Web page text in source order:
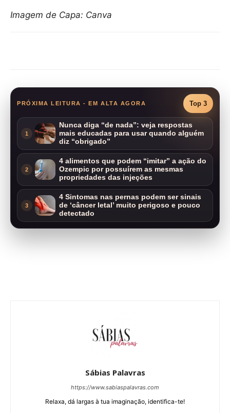
Imagem de Capa: Canva
PRÓXIMA LEITURA - EM ALTA AGORA Top 3
1
Nunca diga “de nada”: veja respostas
mais educadas para usar quando alguém
diz “obrigado”
2
4 alimentos que podem “imitar” a ação do
Ozempic por possuírem as mesmas
propriedades das injeções
3
4 Sintomas nas pernas podem ser sinais
de ‘câncer letal’ muito perigoso e pouco
detectado
Sábias Palavras
https://www.sabiaspalavras.com
Relaxa, dá largas à tua imaginação, identifica-te!